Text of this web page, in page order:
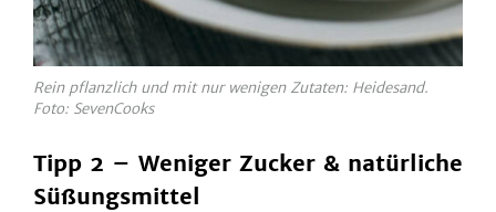
Rein pflanzlich und mit nur wenigen Zutaten: Heidesand.
Foto: SevenCooks
Tipp 2 – Weniger Zucker & natürliche
Süßungsmittel